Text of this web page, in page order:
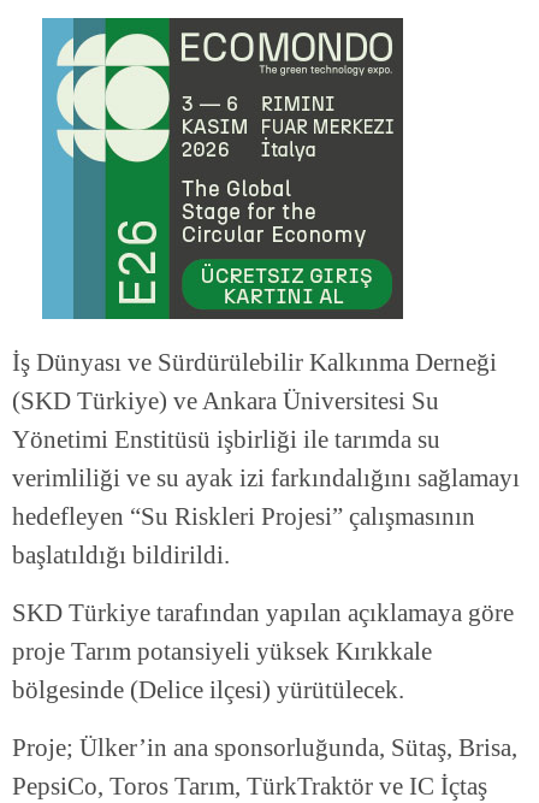
İş Dünyası ve Sürdürülebilir Kalkınma Derneği
(SKD Türkiye) ve Ankara Üniversitesi Su
Yönetimi Enstitüsü işbirliği ile tarımda su
verimliliği ve su ayak izi farkındalığını sağlamayı
hedefleyen “Su Riskleri Projesi” çalışmasının
başlatıldığı bildirildi.
SKD Türkiye tarafından yapılan açıklamaya göre
proje Tarım potansiyeli yüksek Kırıkkale
bölgesinde (Delice ilçesi) yürütülecek.
Proje; Ülker’in ana sponsorluğunda, Sütaş, Brisa,
PepsiCo, Toros Tarım, TürkTraktör ve IC İçtaş